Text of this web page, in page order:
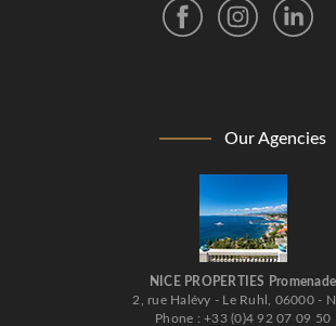
Our Agencies
NICE PROPERTIES Promenade
2, rue Halévy - Le Ruhl, 06000 -
Phone : +33 (0)4 92 07 09 50